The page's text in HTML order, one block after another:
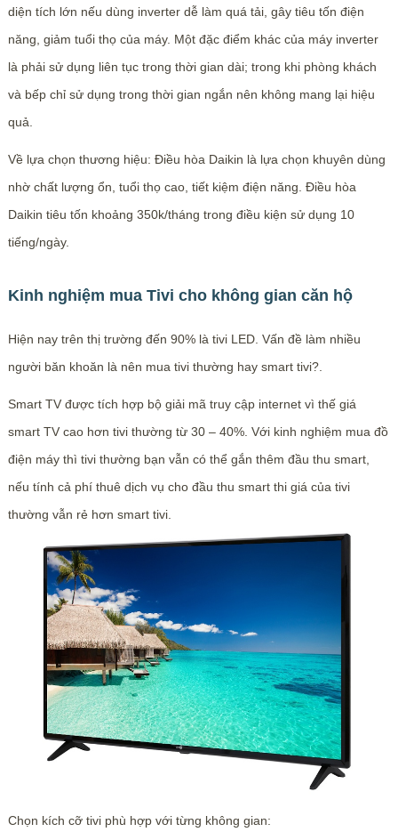
diện tích lớn nếu dùng inverter dễ làm quá tải, gây tiêu tốn điện
năng, giảm tuổi thọ của máy. Một đặc điểm khác của máy inverter
là phải sử dụng liên tục trong thời gian dài; trong khi phòng khách
và bếp chỉ sử dụng trong thời gian ngắn nên không mang lại hiệu
quả.
Về lựa chọn thương hiệu: Điều hòa Daikin là lựa chọn khuyên dùng
nhờ chất lượng ổn, tuổi thọ cao, tiết kiệm điện năng. Điều hòa
Daikin tiêu tốn khoảng 350k/tháng trong điều kiện sử dụng 10
tiếng/ngày.
Kinh nghiệm mua Tivi cho không gian căn hộ
Hiện nay trên thị trường đến 90% là tivi LED. Vấn đề làm nhiều
người băn khoăn là nên mua tivi thường hay smart tivi?.
Smart TV được tích hợp bộ giải mã truy cập internet vì thế giá
smart TV cao hơn tivi thường từ 30 – 40%. Với kinh nghiệm mua đồ
điện máy thì tivi thường bạn vẫn có thể gắn thêm đầu thu smart,
nếu tính cả phí thuê dịch vụ cho đầu thu smart thi giá của tivi
thường vẫn rẻ hơn smart tivi.
Chọn kích cỡ tivi phù hợp với từng không gian: